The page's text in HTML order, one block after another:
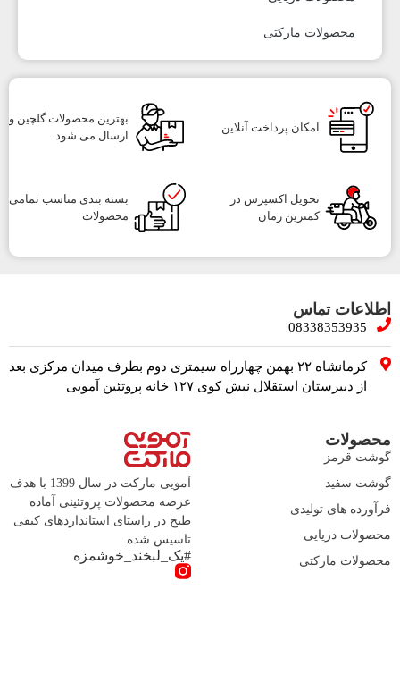
محصولات مارکتی
امکان پرداخت آنلاین
بهترین محصولات گلچین و
ارسال می شود
تحویل اکسپرس در
کمترین زمان
بسته بندی مناسب تمامی
محصولات
اطلاعات تماس
08338353935
کرمانشاه ۲۲ بهمن چهارراه سیمتری دوم بطرف میدان مرکزی بعد
از دبیرستان استقلال نبش کوی ۱۲۷ خانه پروتئین آمویی
محصولات
گوشت قرمز
گوشت سفید
فرآورده های تولیدی
محصولات دریایی
محصولات مارکتی
آمویی مارکت در سال 1399 با هدف
عرضه محصولات پروتئینی آماده
طبخ در راستای استانداردهای کیفی
تاسیس شده.
#یک_لبخند_خوشمزه